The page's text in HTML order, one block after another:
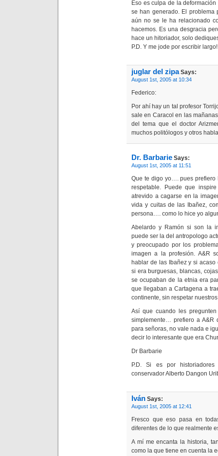
Eso es culpa de la
se han generado. El problema
aún no se le ha relacionado
hacemos. Es una desgracia
hace un hitoriador, solo
P.D. Y me jode por escribir
juglar del zipaSays:
August 1st, 2005 at 10:34
Federico:
Por ahí hay un tal profesor
sale en Caracol en las
del tema que el doctor
muchos politólogos y otros
Dr. Barbarie Says:
August 1st, 2005 at 11:51
Que te digo yo…. pues prefiero
respetable. Puede que
atrevido a cagarse en la
vida y cuitas de las Ibañez,
persona…. como lo hice yo
Abelardo y Ramón si son la
puede ser la del antropologo
y preocupado por los
imagen a la profesión. A&R
hablar de las Ibañez y si
si era burguesas, blancas,
se ocupaban de la etnia era
que llegaban a Cartagena a
continente, sin respetar
Así que cuando les
simplemente… prefiero a
para señoras, no vale nada e
decir lo interesante que era
Dr Barbarie
P.D. Si es por
conservador Alberto Dangon
Iván Says:
August 1st, 2005 at 12:41
Fresco que eso pasa en
diferentes de lo que realmente
A mí me encanta la historia,
como la que tiene en cuenta la